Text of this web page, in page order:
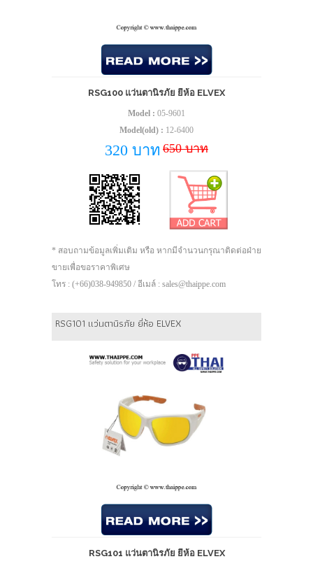
RSG100 แว่นตานิรภัย ยี่ห้อ ELVEX
Model : 05-9601
Model(old) : 12-6400
320 บาท 650 บาท
* สอบถามข้อมูลเพิ่มเติม หรือ หากมีจำนวนกรุณาติดต่อฝ่าย
ขายเพื่อขอราคาพิเศษ
โทร : (+66)038-949850 / อีเมล์ : sales@thaippe.com
RSG101 แว่นตานิรภัย ยี่ห้อ ELVEX
RSG101 แว่นตานิรภัย ยี่ห้อ ELVEX